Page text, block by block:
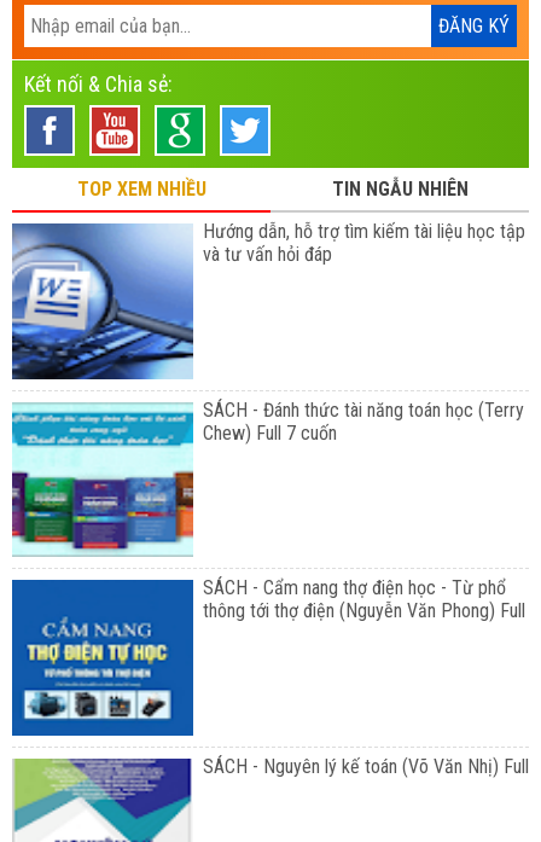
Kết nối & Chia sẻ:
TOP XEM NHIỀU
TIN NGẪU NHIÊN
Hướng dẫn, hỗ trợ tìm kiếm tài liệu học tập
và tư vấn hỏi đáp
SÁCH - Đánh thức tài năng toán học (Terry
Chew) Full 7 cuốn
SÁCH - Cẩm nang thợ điện học - Từ phổ
thông tới thợ điện (Nguyễn Văn Phong) Full
SÁCH - Nguyên lý kế toán (Võ Văn Nhị) Full